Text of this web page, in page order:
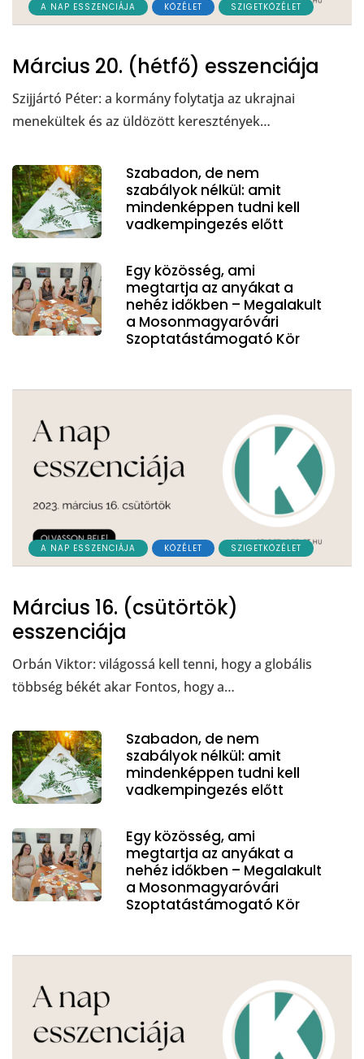
A NAP ESSZENCIÁJA KÖZÉLET SZIGETKÖZÉLET
Március 20. (hétfő) esszenciája
Szijjártó Péter: a kormány folytatja az ukrajnai
menekültek és az üldözött keresztények…
Szabadon, de nem
szabályok nélkül: amit
mindenképpen tudni kell
vadkempingezés előtt
Egy közösség, ami
megtartja az anyákat a
nehéz időkben – Megalakult
a Mosonmagyaróvári
Szoptatástámogató Kör
A NAP ESSZENCIÁJA KÖZÉLET SZIGETKÖZÉLET
Március 16. (csütörtök)
esszenciája
Orbán Viktor: világossá kell tenni, hogy a globális
többség békét akar Fontos, hogy a…
Szabadon, de nem
szabályok nélkül: amit
mindenképpen tudni kell
vadkempingezés előtt
Egy közösség, ami
megtartja az anyákat a
nehéz időkben – Megalakult
a Mosonmagyaróvári
Szoptatástámogató Kör